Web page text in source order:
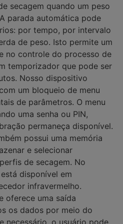
secagem quando um peso
parada automática pode
por tempo, por intervalo
de peso. Isto permite um
no controle do processo de
temporizador que pode ser
Nosso dispositivo
um bloqueio de menu
de parâmetros. O menu
uma senha ou PIN,
permaneça disponível.
possui uma memória
e selecionar
de secagem. No
disponível em
infravermelho.
oferece uma saída
os dados por meio do